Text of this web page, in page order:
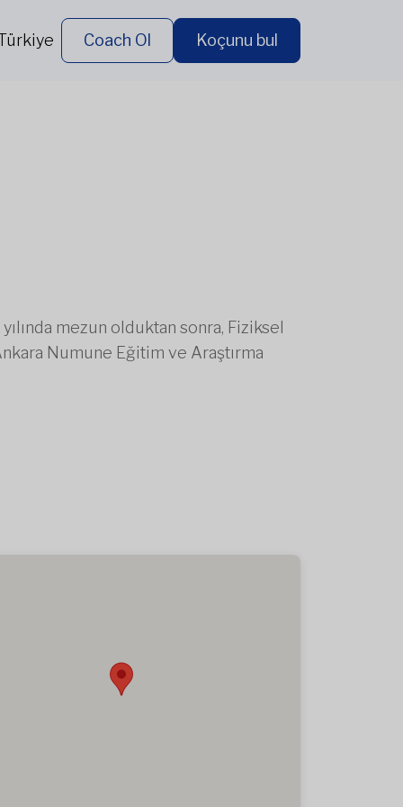
Coach Ol Koçunu bul
mezun olduktan sonra, Fiziksel
Numune Eğitim ve Araştırma